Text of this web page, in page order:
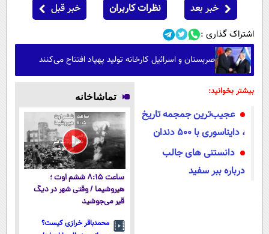
خبر بعد نظرات کاربران خبر قبل
اشتراک گذاری :
صربستان و اسرائیل کارخانه تولید پهپاد افتتاح می‌کنند
بیشتر بخوانید:
عجیب‌ترین جمجمه تاریخ
، دایناسوری با ۵۰۰ دندان
دانستنی های جالب
درباره ببر سفید
تماشاخانه
ساعت ۸:۱۵ ششم اوت ؛
هیروشیما / وقتی شهر در دیگ
قیر می‌جوشید
محمدباقر خرازی کیست؟